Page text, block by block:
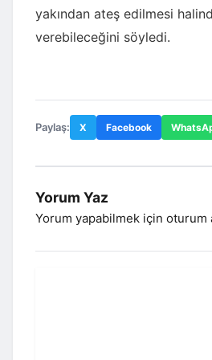
yakından ateş edilmesi
verebileceğini söyledi.
Paylaş: X Facebook
Yorum Yaz
Yorum yapabilmek için oturum